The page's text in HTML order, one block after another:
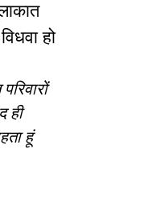
हो
ही
हूं